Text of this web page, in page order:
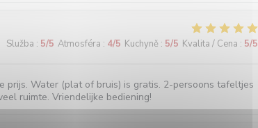
Služba : 5/5 Atmosféra : 4/5 Kuchyně : 5/5 Kvalita / Cena : 5/5
prijs. Water (plat of bruis) is gratis. 2-persoons tafeltjes
ruimte. Vriendelijke bediening!